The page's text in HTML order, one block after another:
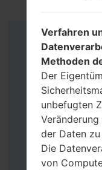
Verfahren
Methoden
Der
unbefugten
der Daten
Die
von